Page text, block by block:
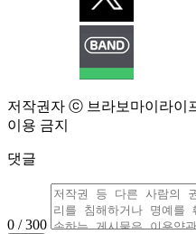
저작권자 ⓒ 브라보마이라이
이용 금지
댓글
0 / 300